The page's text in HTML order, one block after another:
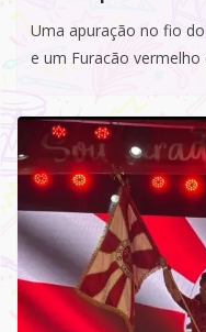
Uma apuração no fio
e um Furacão